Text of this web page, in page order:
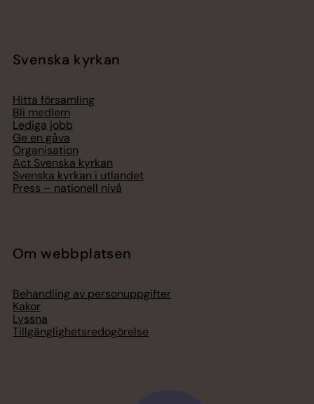
Svenska kyrkan
Hitta församling
Bli medlem
Lediga jobb
Ge en gåva
Organisation
Act Svenska kyrkan
Svenska kyrkan i utlandet
Press – nationell nivå
Om webbplatsen
Behandling av personuppgifter
Kakor
Lyssna
Tillgänglighetsredogörelse